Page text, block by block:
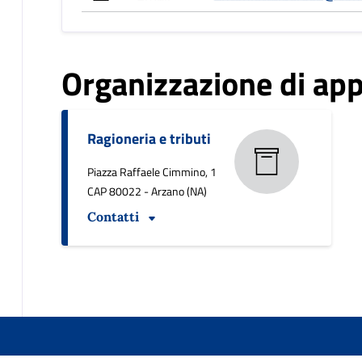
Organizzazione di
Ragioneria e tributi
Piazza Raffaele Cimmino, 1
CAP 80022 - Arzano (NA)
Contatti